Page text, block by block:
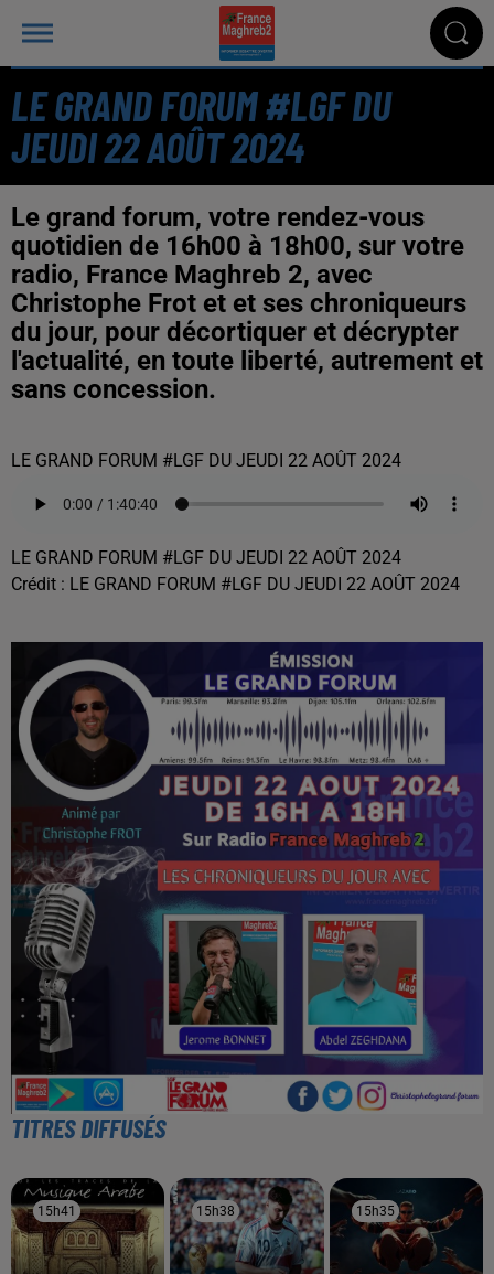
LE GRAND FORUM #LGF DU
JEUDI 22 AOÛT 2024
Le grand forum, votre rendez-vous
quotidien de 16h00 à 18h00, sur votre
radio, France Maghreb 2, avec
Christophe Frot et et ses chroniqueurs
du jour, pour décortiquer et décrypter
l'actualité, en toute liberté, autrement et
sans concession.
LE GRAND FORUM #LGF DU JEUDI 22 AOÛT 2024
LE GRAND FORUM #LGF DU JEUDI 22 AOÛT 2024
Crédit : LE GRAND FORUM #LGF DU JEUDI 22 AOÛT 2024
TITRES DIFFUSÉS
15h41
15h41 15h38
15h38 15h35
15h35